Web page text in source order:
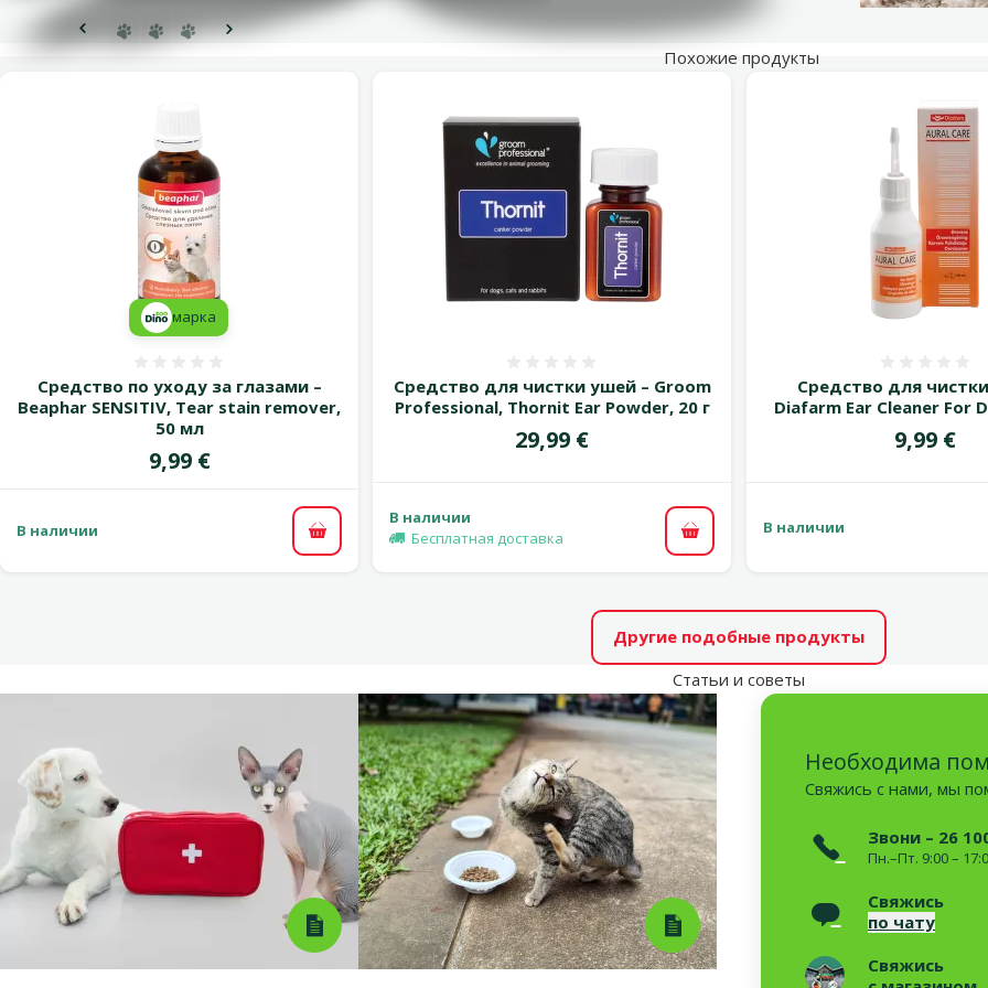
Предыдущая страницаСледующая страница
Перейти на страницу 1
Похожие продукты
Средство по уходу за глазами –
Beaphar SENSITIV, Tear stain remover,
50 мл
Цена
9,99 €
марка
В наличии В корзину
Средство для чистки ушей – Groom
Professional, Thornit Ear Powder, 20 г
Цена
29,99 €
В наличии
Бесплатная доставка
В корзину
Средство для
Diafarm Ear Cleaner For
Цена
9,99 €
В наличии
Другие подобные продукты
Статьи и советы
Необходима
Свяжись с нами, мы
Звони – 26
Пн.–Пт. 9:00 –
Свяжись
по чату
Свяжись